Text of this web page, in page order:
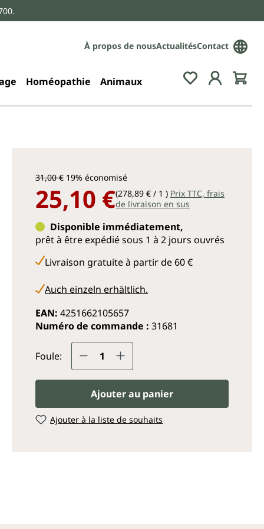
À propos de nousActualitésContact
Homéopathie Animaux
31,00 € 19% économisé
25,10 €(278,89 € / 1 ) Prix TTC, frais
de livraison en sus
Disponible immédiatement,
prêt à être expédié sous 1 à 2 jours ouvrés
Livraison gratuite à partir de 60 €
Auch einzeln erhältlich.
EAN: 4251662105657
Numéro de commande : 31681
Foule: Quantité de produit :
Ajouter au panier
Ajouter à la liste de souhaits